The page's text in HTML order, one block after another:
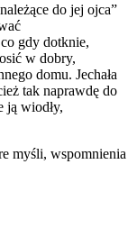
do jej ojca”
gdy dotknie,
w dobry,
domu. Jechała
tak naprawdę do
ją wiodły,
myśli, wspomnienia